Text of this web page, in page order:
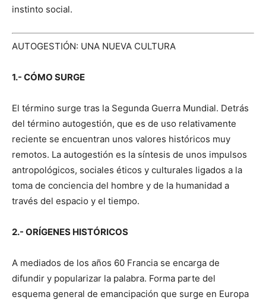
instinto social.
AUTOGESTIÓN: UNA NUEVA CULTURA
1.- CÓMO SURGE
El término surge tras la Segunda Guerra Mundial. Detrás
del término autogestión, que es de uso relativamente
reciente se encuentran unos valores históricos muy
remotos. La autogestión es la síntesis de unos impulsos
antropológicos, sociales éticos y culturales ligados a la
toma de conciencia del hombre y de la humanidad a
través del espacio y el tiempo.
2.- ORÍGENES HISTÓRICOS
A mediados de los años 60 Francia se encarga de
difundir y popularizar la palabra. Forma parte del
esquema general de emancipación que surge en Europa